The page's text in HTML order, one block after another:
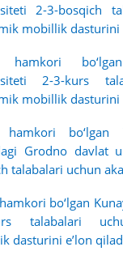
2-3-bosqich
mobillik dasturini
hamkori
2-3-kurs
mobillik dasturini
hamkori bo‘lgan
Grodno davlat
talabalari uchun
bo‘lgan
talabalari
dasturini e’lon